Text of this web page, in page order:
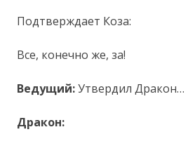
Подтверждает Коза:
Все, конечно же, за!
Ведущий:Утвердил Дракон…
Дракон: